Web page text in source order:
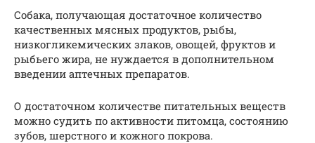
Собака, получающая достаточное количество
качественных мясных продуктов, рыбы,
низкогликемических злаков, овощей, фруктов и
рыбьего жира, не нуждается в дополнительном
введении аптечных препаратов.
О достаточном количестве питательных веществ
можно судить по активности питомца, состоянию
зубов, шерстного и кожного покрова.